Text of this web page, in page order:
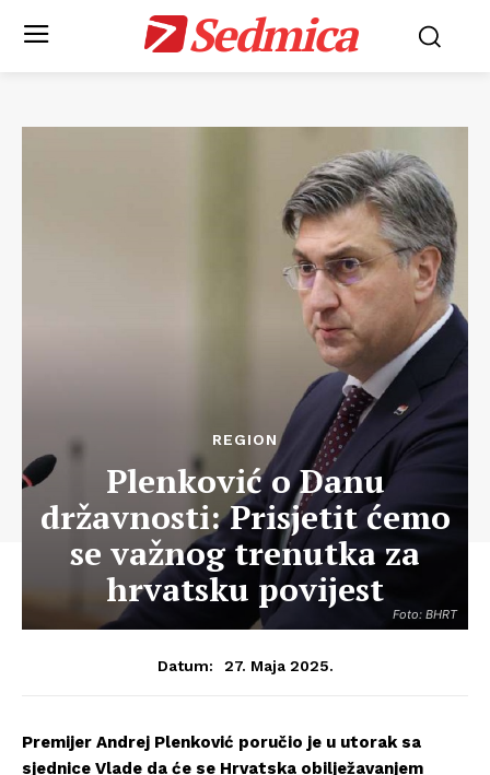
Sedmica
Foto: BHRT
REGION
Plenković o Danu
državnosti: Prisjetit ćemo
se važnog trenutka za
hrvatsku povijest
Datum: 27. Maja 2025.
Premijer Andrej Plenković poručio je u utorak sa
sjednice Vlade da će se Hrvatska obilježavanjem